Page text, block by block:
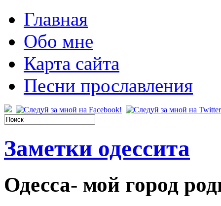
Главная
Обо мне
Карта сайта
Песни прославления
Заметки одессита
Одесса- мой город